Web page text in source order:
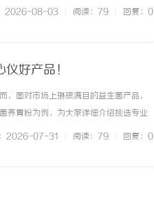
营售后为基础，全场镜片40%-60%优
2026-08-03 阅读：79 回复：0
好产品！
面对市场上琳琅满目的益生菌产品，
养胃粉为例，为大家详细介绍挑选专业
针对性的营养组分。舒伯特益生菌养
2026-07-31 阅读：79 回复：0